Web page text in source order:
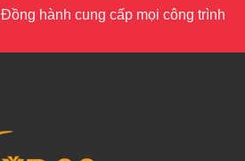
Đồng hành cung cấp mọi công trình